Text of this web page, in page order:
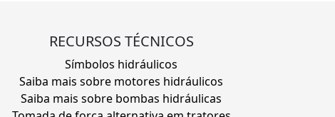
RECURSOS TÉCNICOS
Símbolos hidráulicos
Saiba mais sobre motores hidráulicos
Saiba mais sobre bombas hidráulicas